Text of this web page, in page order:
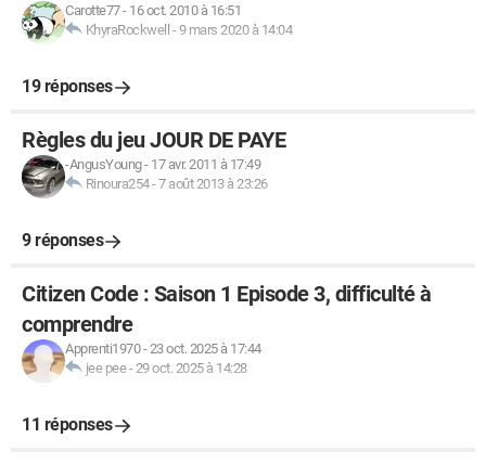
Carotte77- 16 oct. 2010 à 16:51
KhyraRockwell -9 mars 2020 à 14:04
19 réponses
Règles du jeu JOUR DE PAYE
-AngusYoung- 17 avr. 2011 à 17:49
Rinoura254-7 août 2013 à 23:26
9 réponses
Citizen Code : Saison 1 Episode 3, difficulté à
comprendre
Apprenti1970-23 oct. 2025 à 17:44
jee pee-29 oct. 2025 à 14:28
11 réponses